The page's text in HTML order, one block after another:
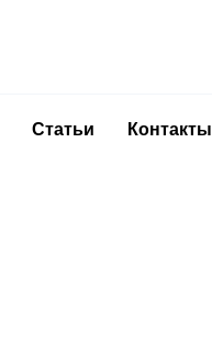
Статьи Контакты